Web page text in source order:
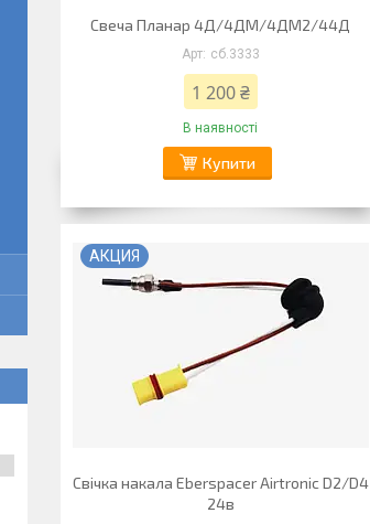
Свеча Планар 4Д/4ДМ/4ДМ2/44Д
сб.3333
1 200 ₴
В наявності
Купити
АКЦИЯ
Свічка накала Eberspacer Airtronic D2/D4
24в